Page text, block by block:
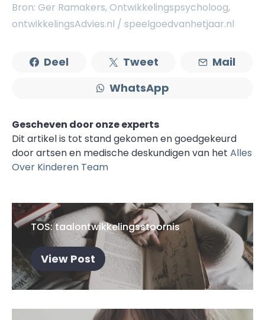
Bron: Ger Ramakers, Ontwikkelingspsycholoog,
ontwikkelingsAdvies.nl / speelgoedvanhetjaar.nl
Deel Tweet
Mail
WhatsApp
Gescheven door onze experts
Dit artikel is tot stand gekomen en goedgekeurd
door artsen en medische deskundigen van het Alles
Over Kinderen Team
TOS: taalontwikkelingsstoornis
View Post